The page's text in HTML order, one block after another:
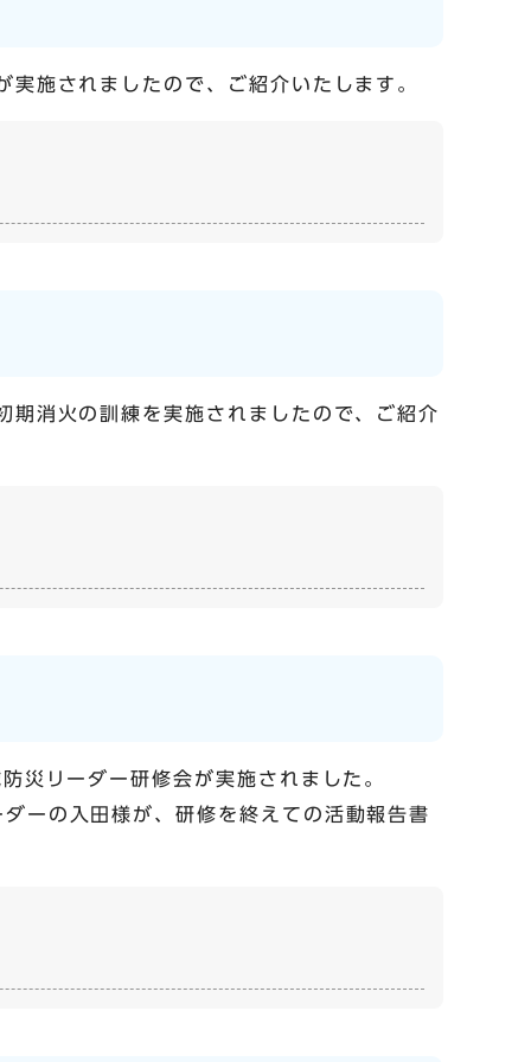
施されましたので、ご紹介いたします。
消火の訓練を実施されましたので、ご紹介
リーダー研修会が実施されました。
ーの入田様が、研修を終えての活動報告書